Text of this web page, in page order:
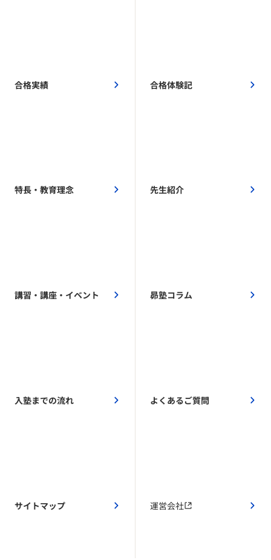
合格実績 合格体験記
特長・教育理念 先生紹介
講習・講座・イベント 昴塾コラム
入塾までの流れ よくあるご質問
サイトマップ 運営会社